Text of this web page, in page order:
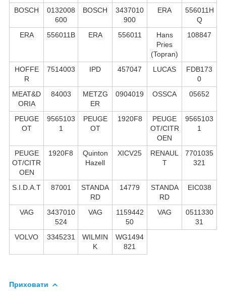
BOSCH
0132008
600
BOSCH
3437010
900
ERA
556011H
Q
ERA
556011B ERA 556011
Hans
Pries
(Topran)
108847
HOFFE
R
7514003 IPD 457047 LUCAS
FDB173
0
MEAT&D
ORIA
84003
METZG
ER
0904019 OSSCA 05652
PEUGE
OT
9565103
1
PEUGE
OT
1920F8
PEUGE
OT/CITR
OEN
9565103
1
PEUGE
OT/CITR
OEN
1920F8
Quinton
Hazell
XICV25
RENAUL
T
7701035
321
S.I.D.A.T 87001
STANDA
RD
14779
STANDA
RD
EIC038
VAG
3437010
524
VAG
1159442
50
VAG
0511330
31
VOLVO
3345231
WILMIN
K
WG1494
821
Приховати